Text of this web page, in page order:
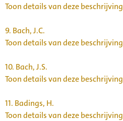
Toon details van deze beschrijving
9. Bach, J.C.
Toon details van deze beschrijving
10. Bach, J.S.
Toon details van deze beschrijving
11. Badings, H.
Toon details van deze beschrijving